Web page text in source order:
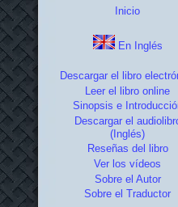
Inicio
En Inglés
Descargar el libro
Leer el libro online
Sinopsis e
Descargar el
(Inglés)
Reseñas del libro
Ver los vídeos
Sobre el Autor
Sobre el Traductor